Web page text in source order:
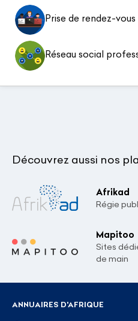
Prise de rendez-vous
Réseau social
Découvrez aussi nos
Afrikad
Régie
Mapitoo
Sites
de main
ANNUAIRES D'AFRIQUE